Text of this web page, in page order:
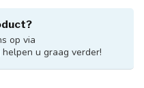
op via
helpen u graag verder!